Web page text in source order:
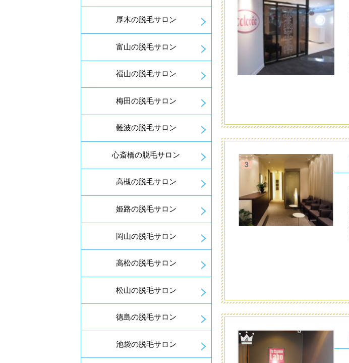
厚木の脱毛サロン
富山の脱毛サロン
福山の脱毛サロン
梅田の脱毛サロン
難波の脱毛サロン
心斎橋の脱毛サロン
高槻の脱毛サロン
姫路の脱毛サロン
岡山の脱毛サロン
高松の脱毛サロン
松山の脱毛サロン
徳島の脱毛サロン
池袋の脱毛サロン